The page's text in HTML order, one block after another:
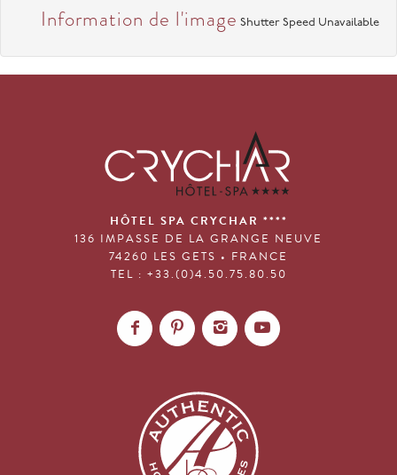
Information de l'image Shutter Speed Unavailable
HÔTEL SPA CRYCHAR ****
136 IMPASSE DE LA GRANGE NEUVE
74260 LES GETS • FRANCE
TEL : +33.(0)4.50.75.80.50